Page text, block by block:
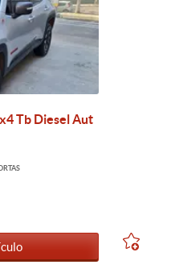
Tb Diesel Aut